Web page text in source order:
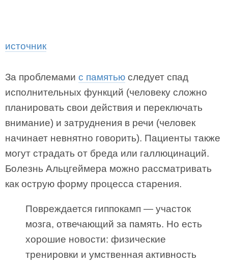
источник
За проблемами с памятью следует спад
исполнительных функций (человеку сложно
планировать свои действия и переключать
внимание) и затруднения в речи (человек
начинает невнятно говорить). Пациенты также
могут страдать от бреда или галлюцинаций.
Болезнь Альцгеймера можно рассматривать
как острую форму процесса старения.
Повреждается гиппокамп — участок
мозга, отвечающий за память. Но есть
хорошие новости: физические
тренировки и умственная активность